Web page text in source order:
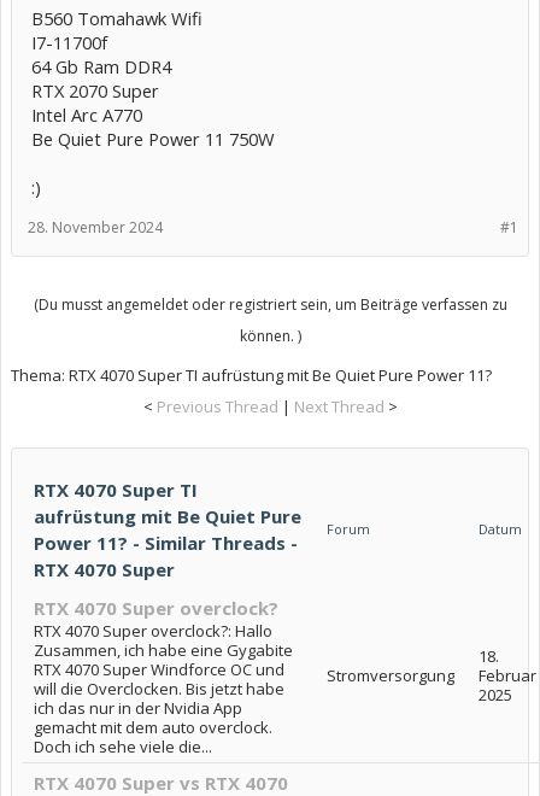
B560 Tomahawk Wifi
I7-11700f
64 Gb Ram DDR4
RTX 2070 Super
Intel Arc A770
Be Quiet Pure Power 11 750W
:)
#1
28. November 2024
(Du musst angemeldet oder registriert sein, um Beiträge verfassen zu
können. )
Thema: RTX 4070 Super TI aufrüstung mit Be Quiet Pure Power 11?
< Previous Thread | Next Thread >
RTX 4070 Super TI
aufrüstung mit Be Quiet Pure
Power 11? - Similar Threads -
RTX 4070 Super
Forum Datum
RTX 4070 Super overclock?
RTX 4070 Super overclock?: Hallo
Zusammen, ich habe eine Gygabite
RTX 4070 Super Windforce OC und
will die Overclocken. Bis jetzt habe
ich das nur in der Nvidia App
gemacht mit dem auto overclock.
Doch ich sehe viele die...
Stromversorgung
18.
Februar
2025
RTX 4070 Super vs RTX 4070